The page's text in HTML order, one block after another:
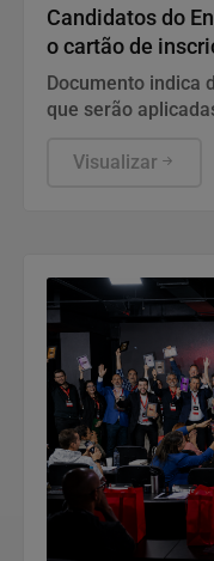
Candidatos do
o cartão de
Documento indica
que serão
Visualizar